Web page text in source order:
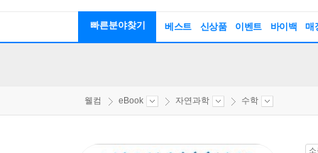
빠른분야찾기 베스트 신상품 이벤트 바이백 매
웰컴 eBook 자연과학 수학